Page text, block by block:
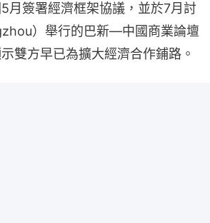
月簽署經濟框架協議，並於7月討
）舉行的巴新—中國商業論壇
雙方早已為擴大經濟合作鋪路。